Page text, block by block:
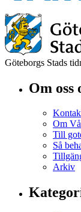
Göteborgs Stads
Om oss
Om
Till
Så
Arkiv